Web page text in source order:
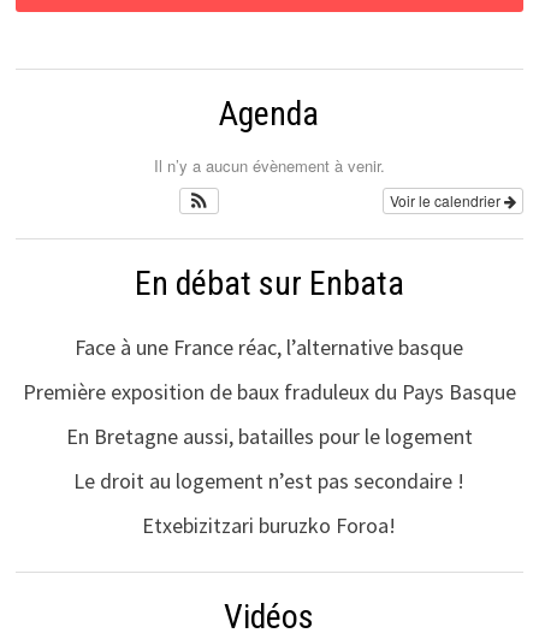
Agenda
Il n’y a aucun évènement à venir.
Voir le calendrier
En débat sur Enbata
Face à une France réac, l’alternative basque
Première exposition de baux fraduleux du Pays Basque
En Bretagne aussi, batailles pour le logement
Le droit au logement n’est pas secondaire !
Etxebizitzari buruzko Foroa!
Vidéos